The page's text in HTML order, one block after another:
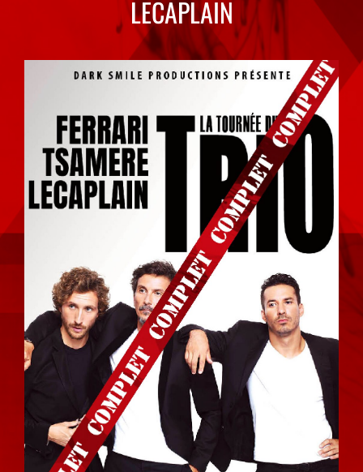
LECAPLAIN
agrandie